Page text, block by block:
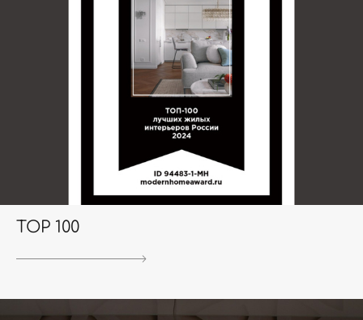
TOP 100